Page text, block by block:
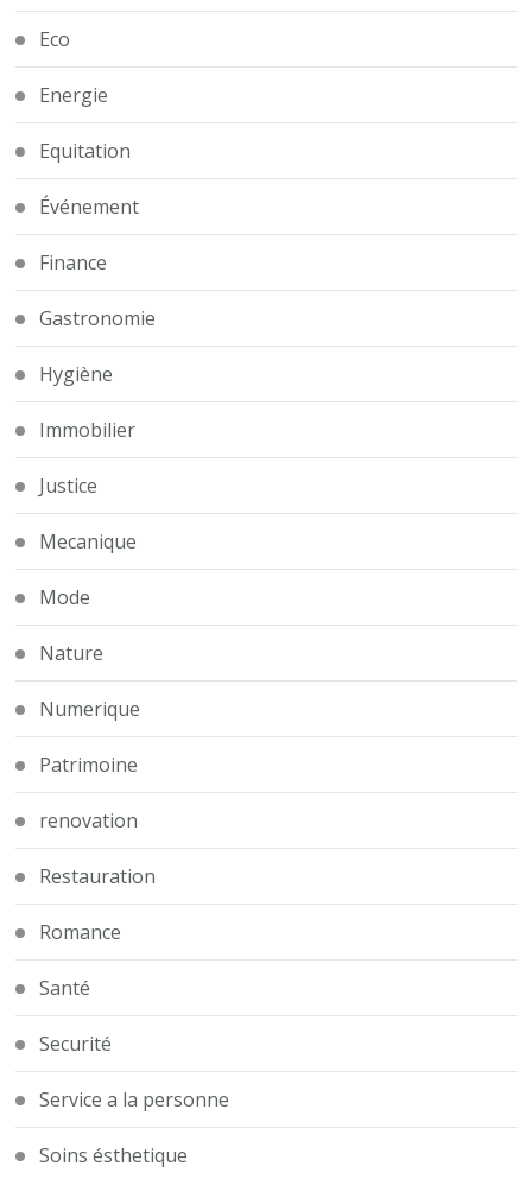
Eco
Energie
Equitation
Événement
Finance
Gastronomie
Hygiène
Immobilier
Justice
Mecanique
Mode
Nature
Numerique
Patrimoine
renovation
Restauration
Romance
Santé
Securité
Service a la personne
Soins ésthetique